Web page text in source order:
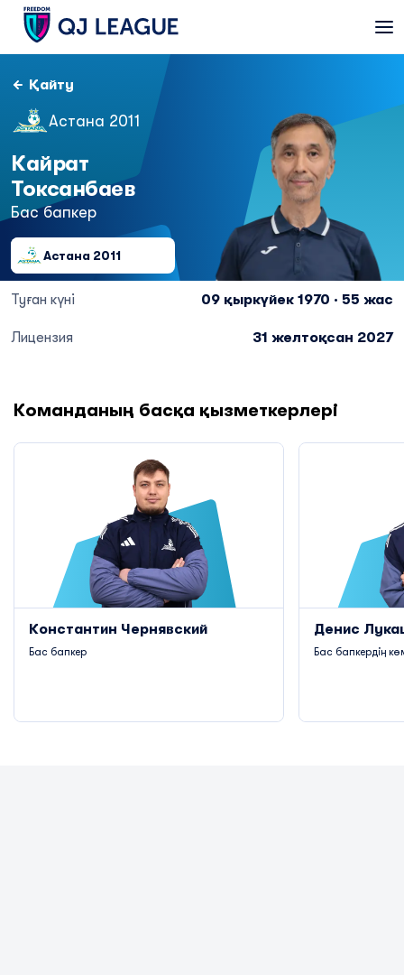
Қайту
Астана 2011
Кайрат
Токсанбаев
Бас бапкер
Астана 2011
Туған күні 09 қыркүйек 1970 · 55 жас
Лицензия 31 желтоқсан 2027
Команданың басқа қызметкерлері
Константин Чернявский
Бас бапкер
Денис
Бас бапкердің